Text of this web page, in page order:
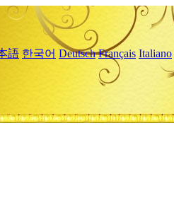
語 한국어 Deutsch Français Italiano